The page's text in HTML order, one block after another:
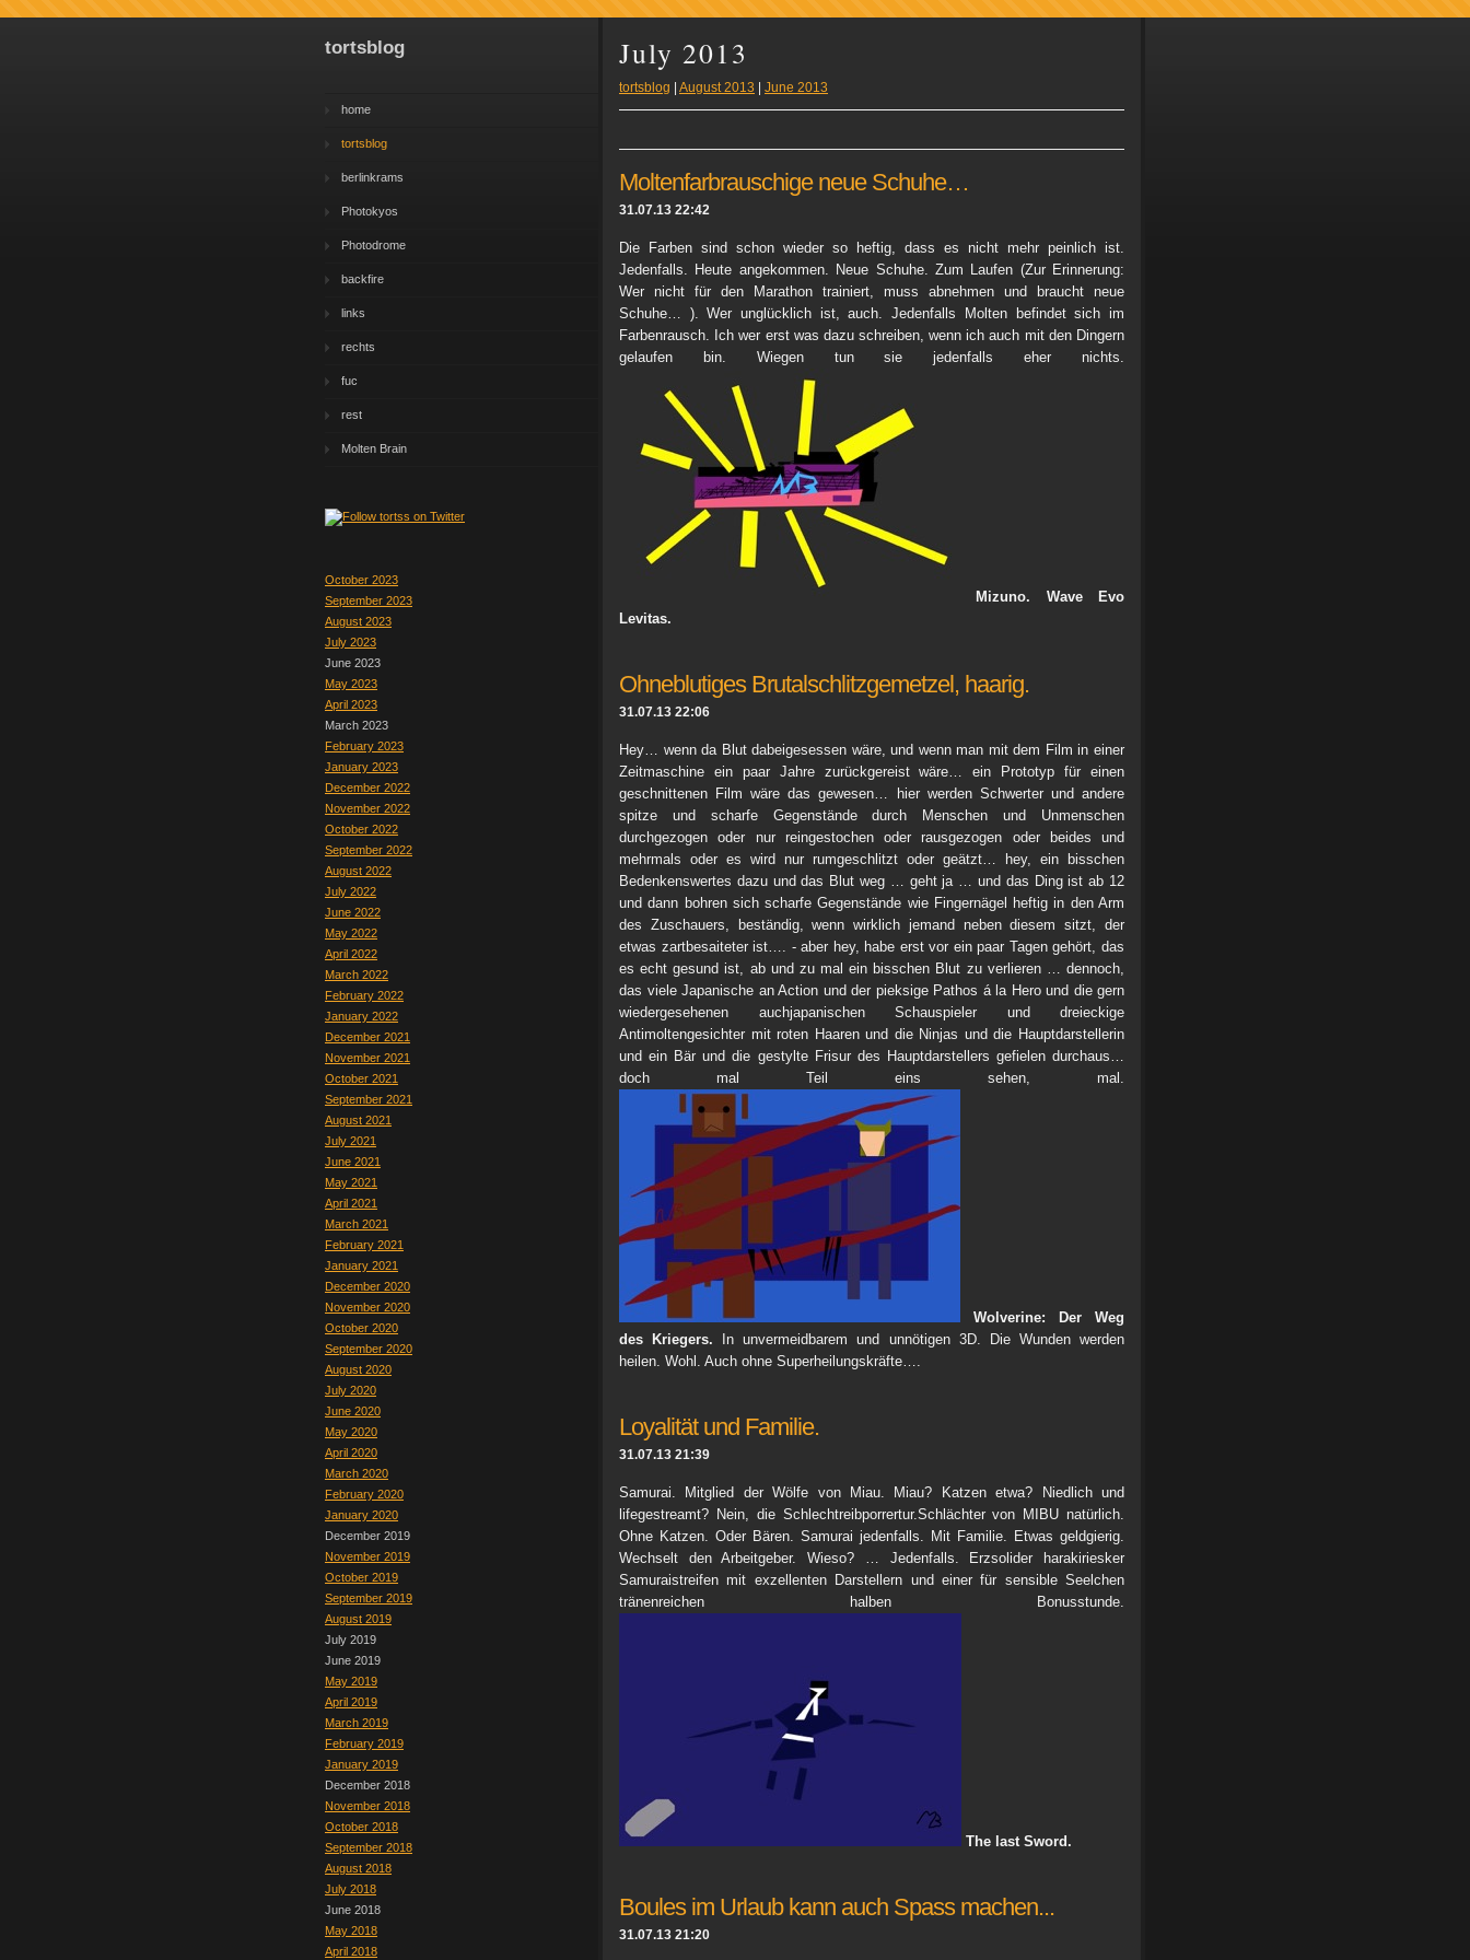
tortsblog
home
tortsblog
berlinkrams
Photokyos
Photodrome
backfire
links
rechts
fuc
rest
Molten Brain
October 2023
September 2023
August 2023
July 2023
June 2023
May 2023
April 2023
March 2023
February 2023
January 2023
December 2022
November 2022
October 2022
September 2022
August 2022
July 2022
June 2022
May 2022
April 2022
March 2022
February 2022
January 2022
December 2021
November 2021
October 2021
September 2021
August 2021
July 2021
June 2021
May 2021
April 2021
March 2021
February 2021
January 2021
December 2020
November 2020
October 2020
September 2020
August 2020
July 2020
June 2020
May 2020
April 2020
March 2020
February 2020
January 2020
December 2019
November 2019
October 2019
September 2019
August 2019
July 2019
June 2019
May 2019
April 2019
March 2019
February 2019
January 2019
December 2018
November 2018
October 2018
September 2018
August 2018
July 2018
June 2018
May 2018
April 2018
July 2013
tortsblog August 2013 June 2013
Moltenfarbrauschige neue Schuhe…
31.07.13 22:42
Die Farben sind schon wieder so heftig, dass es nicht mehr peinlich ist.
Jedenfalls. Heute angekommen. Neue Schuhe. Zum Laufen (Zur Erinnerung:
Wer nicht für den Marathon trainiert, muss abnehmen und braucht neue
Schuhe… ). Wer unglücklich ist, auch. Jedenfalls Molten befindet sich im
Farbenrausch. Ich wer erst was dazu schreiben, wenn ich auch mit den Dingern
gelaufen bin. Wiegen tun sie jedenfalls eher nichts.
Mizuno. Wave Evo
Levitas.
Ohneblutiges Brutalschlitzgemetzel, haarig.
31.07.13 22:06
Hey… wenn da Blut dabeigesessen wäre, und wenn man mit dem Film in einer
Zeitmaschine ein paar Jahre zurückgereist wäre… ein Prototyp für einen
geschnittenen Film wäre das gewesen… hier werden Schwerter und andere
spitze und scharfe Gegenstände durch Menschen und Unmenschen
durchgezogen oder nur reingestochen oder rausgezogen oder beides und
mehrmals oder es wird nur rumgeschlitzt oder geätzt… hey, ein bisschen
Bedenkenswertes dazu und das Blut weg … geht ja … und das Ding ist ab 12
und dann bohren sich scharfe Gegenstände wie Fingernägel heftig in den Arm
des Zuschauers, beständig, wenn wirklich jemand neben diesem sitzt, der
etwas zartbesaiteter ist…. - aber hey, habe erst vor ein paar Tagen gehört, das
es echt gesund ist, ab und zu mal ein bisschen Blut zu verlieren … dennoch,
das viele Japanische an Action und der pieksige Pathos á la Hero und die gern
wiedergesehenen auchjapanischen Schauspieler und dreieckige
Antimoltengesichter mit roten Haaren und die Ninjas und die Hauptdarstellerin
und ein Bär und die gestylte Frisur des Hauptdarstellers gefielen durchaus…
doch mal Teil eins sehen, mal.
Wolverine: Der Weg
des Kriegers. In unvermeidbarem und unnötigen 3D. Die Wunden werden
heilen. Wohl. Auch ohne Superheilungskräfte….
Loyalität und Familie.
31.07.13 21:39
Samurai. Mitglied der Wölfe von Miau. Miau? Katzen etwa? Niedlich und
lifegestreamt? Nein, die Schlechtreibporrertur.Schlächter von MIBU natürlich.
Ohne Katzen. Oder Bären. Samurai jedenfalls. Mit Familie. Etwas geldgierig.
Wechselt den Arbeitgeber. Wieso? … Jedenfalls. Erzsolider harakiriesker
Samuraistreifen mit exzellenten Darstellern und einer für sensible Seelchen
tränenreichen halben Bonusstunde.
The last Sword.
Boules im Urlaub kann auch Spass machen...
31.07.13 21:20